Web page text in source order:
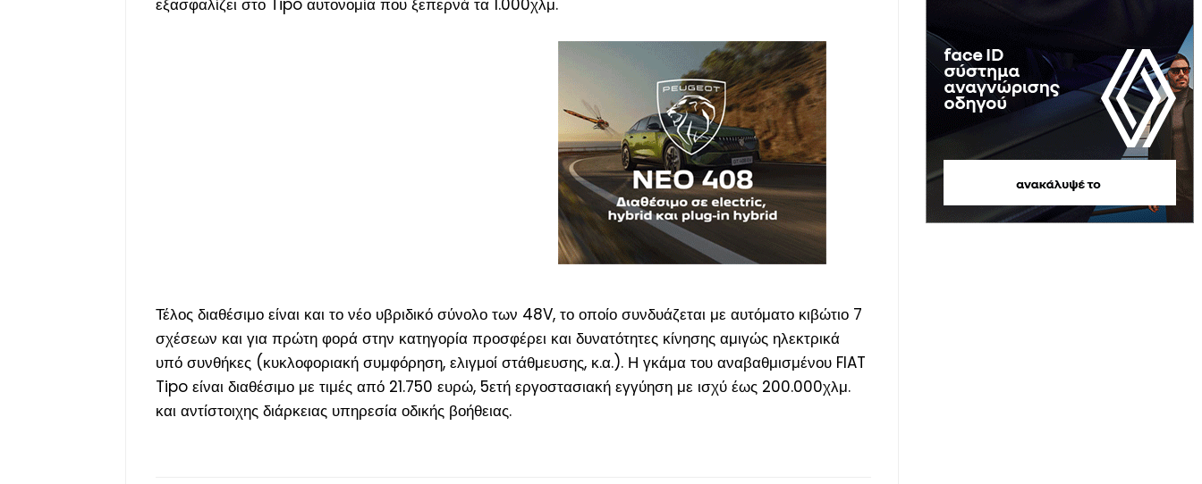
Τέλος διαθέσιμο είναι και το νέο υβριδικό σύνολο των 48V, το οποίο συνδυάζεται με αυτόματο κιβώτιο 7
σχέσεων και για πρώτη φορά στην κατηγορία προσφέρει και δυνατότητες κίνησης αμιγώς ηλεκτρικά
υπό συνθήκες (κυκλοφοριακή συμφόρηση, ελιγμοί στάθμευσης, κ.α.). Η γκάμα του αναβαθμισμένου FIAT
Tipo είναι διαθέσιμο με τιμές από 21.750 ευρώ, 5ετή εργοστασιακή εγγύηση με ισχύ έως 200.000χλμ.
και αντίστοιχης διάρκειας υπηρεσία οδικής βοήθειας.